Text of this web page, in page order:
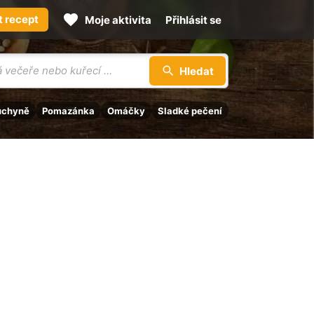
Hledat
Pomazánka Omáčky Sladké pečení
recept Moje aktivita Přihlásit se